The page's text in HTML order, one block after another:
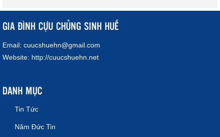
GIA ĐÌNH CỰU CHỦNG SINH HUẾ
Email: cuucshuehn@gmail.com
Website: http://cuucshuehn.net
DANH MỤC
Tin Tức
Năm Đức Tin